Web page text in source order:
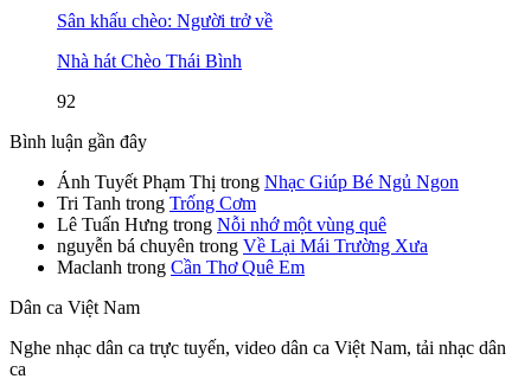
Sân khấu chèo: Người trở về
Nhà hát Chèo Thái Bình
92
Bình luận gần đây
Ánh Tuyết Phạm Thị trong Nhạc Giúp Bé Ngủ Ngon
Tri Tanh trong Trống Cơm
Lê Tuấn Hưng trong Nỗi nhớ một vùng quê
nguyễn bá chuyên trong Về Lại Mái Trường Xưa
Maclanh trong Cần Thơ Quê Em
Dân ca Việt Nam
Nghe nhạc dân ca trực tuyến, video dân ca Việt Nam, tải nhạc dân
ca